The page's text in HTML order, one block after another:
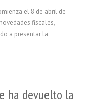
el 8 de abril de
fiscales,
a presentar la
ha devuelto la